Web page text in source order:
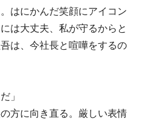
はにかんだ笑顔にアイコン
は大丈夫、私が守るからと
は、今社長と喧嘩をするの
」
方に向き直る。厳しい表情